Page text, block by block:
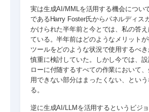
実は生成AI/MMLを活用する機会につい
であるHarry Foster氏からパネルディス
かけられた半年前と今とでは、私の答
ている。半年前はどのようなメリットが
ツールをどのような状況で使用するべ
慎重に検討していた。しかし今では、
ローに付随するすべての作業において
用できない部分はまったくない、とい
る。
逆に生成AI/LLMを活用するというビジ